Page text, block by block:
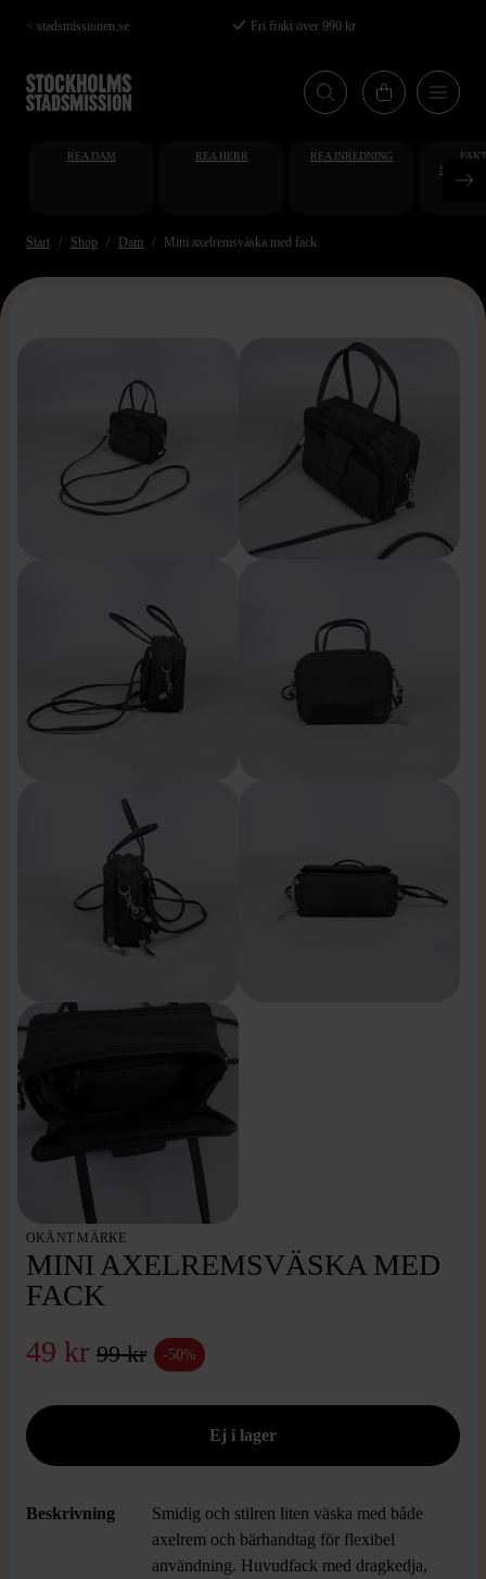
Hoppa
till
huvudinnehåll
< stadsmissionen.se Fri frakt över 990 kr
REA DAM REA HERR REA INREDNING
Start Shop Dam Mini axelremsväska med fack
OKÄNT MÄRKE
MINI AXELREMSVÄSKA MED
FACK
49 kr 99 kr -50%
Beskrivning
Smidig och stilren liten väska med både
axelrem och bärhandtag för flexibel
användning. Huvudfack med dragkedja,